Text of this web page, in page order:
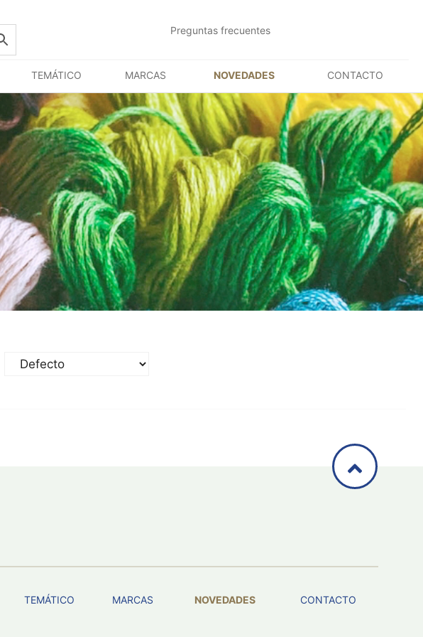
Preguntas frecuentes
TEMÁTICO MARCAS NOVEDADES CONTACTO
TEMÁTICO MARCAS NOVEDADES CONTACTO